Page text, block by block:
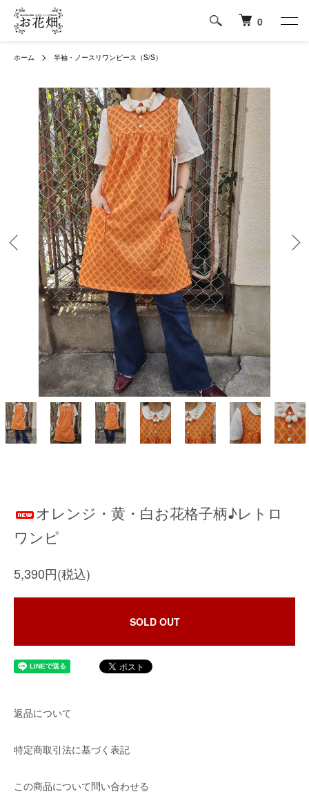
0
ホーム 半袖・ノースリワンピース（S/S）
オレンジ・黄・白お花格子柄♪レトロ
ワンピ
5,390円(税込)
SOLD OUT
返品について
特定商取引法に基づく表記
この商品について問い合わせる